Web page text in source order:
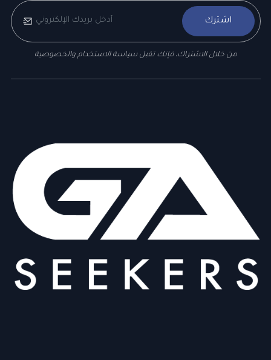
من خلال الاشتراك، فإنك تقبل سياسة الاستخدام والخصوصية
اشترك